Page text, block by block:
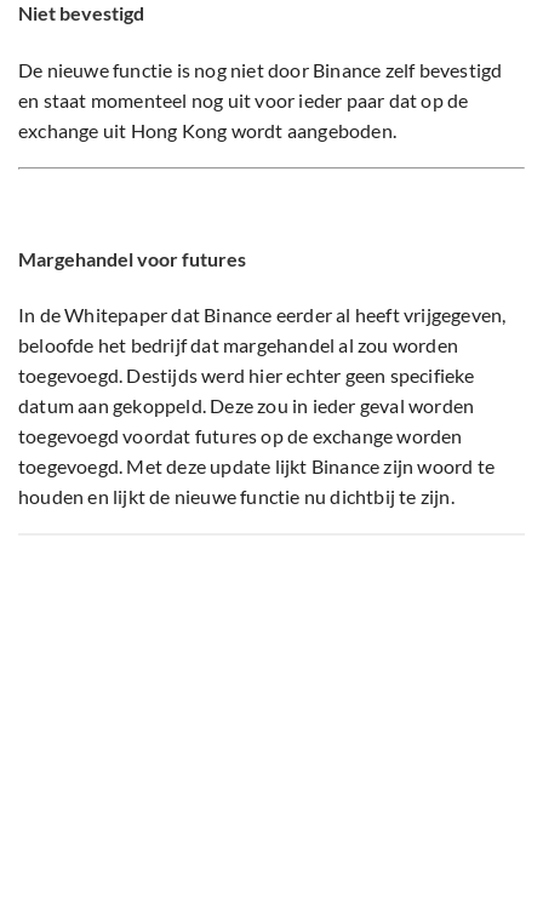
Niet bevestigd
De nieuwe functie is nog niet door Binance zelf bevestigd
en staat momenteel nog uit voor ieder paar dat op de
exchange uit Hong Kong wordt aangeboden.
Margehandel voor futures
In de Whitepaper dat Binance eerder al heeft vrijgegeven,
beloofde het bedrijf dat margehandel al zou worden
toegevoegd. Destijds werd hier echter geen specifieke
datum aan gekoppeld. Deze zou in ieder geval worden
toegevoegd voordat futures op de exchange worden
toegevoegd. Met deze update lijkt Binance zijn woord te
houden en lijkt de nieuwe functie nu dichtbij te zijn.